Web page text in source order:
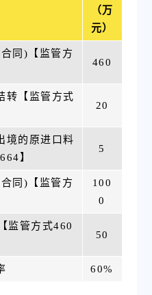
（万
元）
同)【监管方
460
转【监管方式
20
境的原进口料
】
5
同)【监管方
100
0
监管方式460
50
60%